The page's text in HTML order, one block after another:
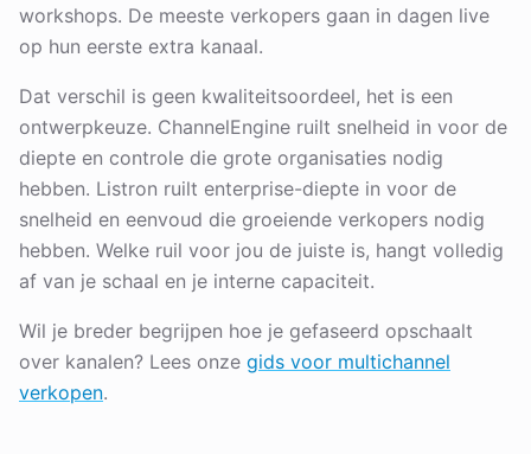
workshops. De meeste verkopers gaan in dagen live
op hun eerste extra kanaal.
Dat verschil is geen kwaliteitsoordeel, het is een
ontwerpkeuze. ChannelEngine ruilt snelheid in voor de
diepte en controle die grote organisaties nodig
hebben. Listron ruilt enterprise-diepte in voor de
snelheid en eenvoud die groeiende verkopers nodig
hebben. Welke ruil voor jou de juiste is, hangt volledig
af van je schaal en je interne capaciteit.
Wil je breder begrijpen hoe je gefaseerd opschaalt
over kanalen? Lees onze gids voor multichannel
verkopen.